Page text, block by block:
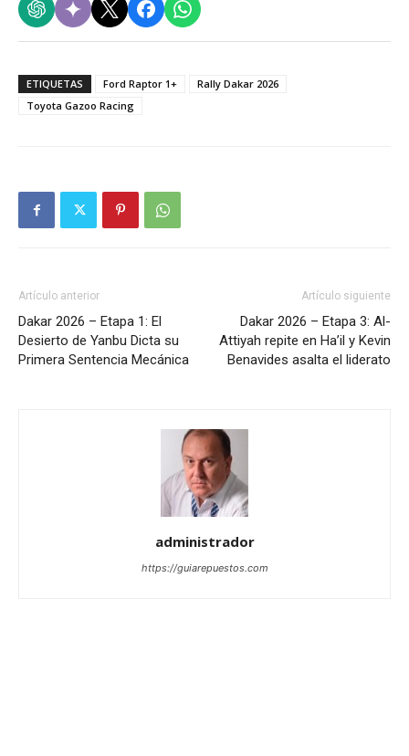
ETIQUETAS Ford Raptor 1+
Rally Dakar 2026
Toyota Gazoo Racing
Artículo anterior
Dakar 2026 – Etapa 1: El
Desierto de Yanbu Dicta su
Primera Sentencia Mecánica
Artículo siguiente
Dakar 2026 – Etapa 3: Al-
Attiyah repite en Ha’il y Kevin
Benavides asalta el liderato
administrador
https://guiarepuestos.com